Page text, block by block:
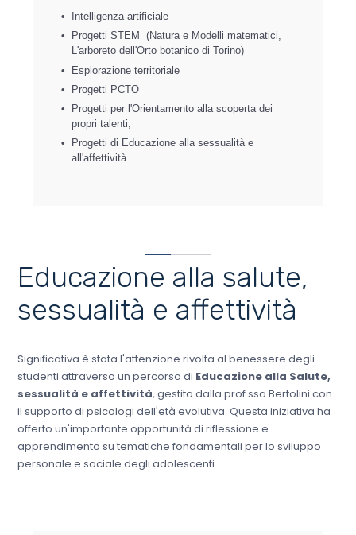
Intelligenza artificiale
Progetti STEM (Natura e Modelli matematici,
L'arboreto dell'Orto botanico di Torino)
Esplorazione territoriale
Progetti PCTO
Progetti per l'Orientamento alla scoperta dei
propri talenti,
Progetti di Educazione alla sessualità e
all'affettività
Educazione alla salute,
sessualità e affettività
Significativa è stata l'attenzione rivolta al benessere degli
studenti attraverso un percorso di Educazione alla Salute,
sessualità e affettività, gestito dalla prof.ssa Bertolini con
il supporto di psicologi dell'età evolutiva. Questa iniziativa ha
offerto un'importante opportunità di riflessione e
apprendimento su tematiche fondamentali per lo sviluppo
personale e sociale degli adolescenti.